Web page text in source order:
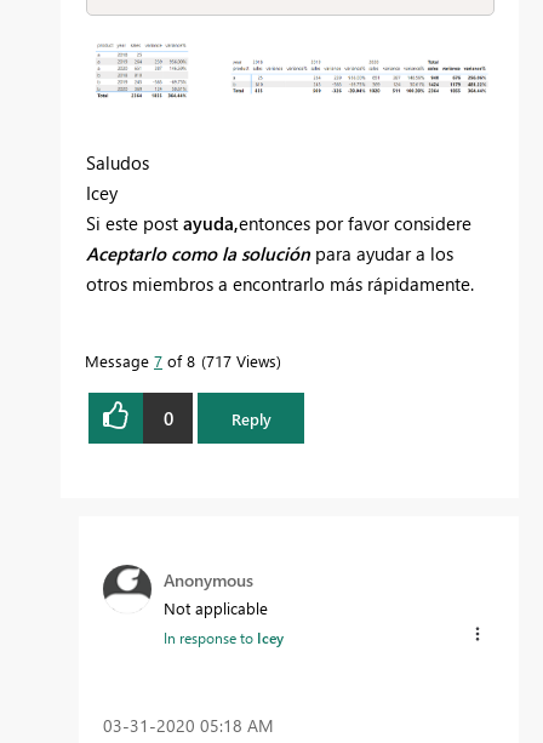
Saludos
Icey
Si este post ayuda,entonces por favor considere
Aceptarlo como la solución para ayudar a los
otros miembros a encontrarlo más rápidamente.
Message 7 of 8 717 Views
0 Reply
Anonymous
Not applicable
In response to Icey
‎03-31-2020 05:18 AM